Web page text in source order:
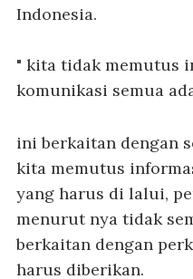
Indonesia.
" kita tidak memutus
komunikasi semua
ini berkaitan dengan
kita memutus
yang harus di lalui,
menurut nya tidak
berkaitan dengan
harus diberikan.